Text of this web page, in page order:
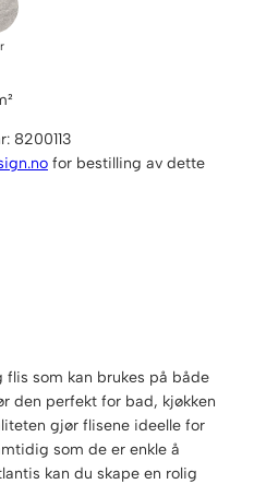
8200113
for bestilling av dette
som kan brukes på både
den perfekt for bad, kjøkken
gjør flisene ideelle for
som de er enkle å
kan du skape en rolig